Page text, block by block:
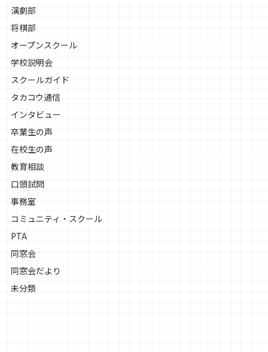
演劇部
将棋部
オープンスクール
学校説明会
スクールガイド
タカコウ通信
インタビュー
卒業生の声
在校生の声
教育相談
口頭試問
事務室
コミュニティ・スクール
PTA
同窓会
同窓会だより
未分類